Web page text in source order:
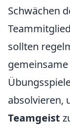
Schwächen
sollten
gemeinsame
absolvieren,
Teamgeist